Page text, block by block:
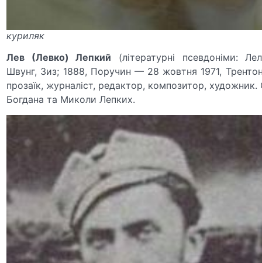
куриляк
Лев (Левко) Лепкий (літературні псевдоніми:
Швунг, Зиз; 1888, Поручин — 28 жовтня 1971,
прозаїк, журналіст, редактор, композитор,
Богдана та Миколи Лепких.